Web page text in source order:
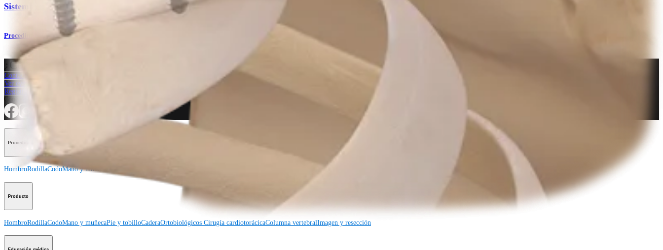
Sistema de minifragmentos
Procedimiento
¿Cómo podemos ayudarlo?
Contacte a un representante
Ver eventos, laboratorios y oportunidades educativas
Regístrese para recibir: ¿Qué hay de nuevo en Arthrex?
Procedimiento
HombroRodillaCodoMano y muñeca
Producto
HombroRodillaCodoMano y muñecaPie y tobilloCaderaOrtobiológicos Cirugía cardiotorácicaColumna vertebralImagen y resección